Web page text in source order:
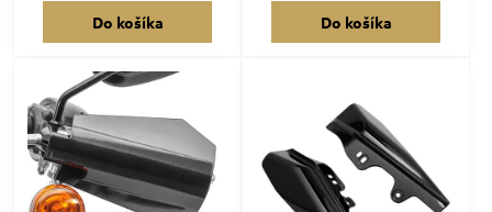
Do košíka Do košíka